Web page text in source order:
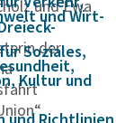
und Wirt­
Soziales,
Kultur und
und Ewa
der